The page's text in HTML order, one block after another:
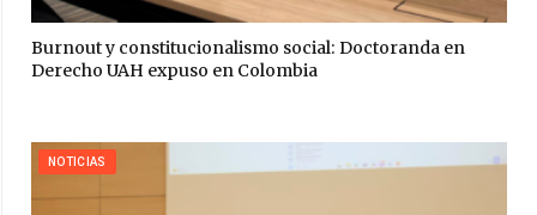
Burnout y constitucionalismo social: Doctoranda en
Derecho UAH expuso en Colombia
NOTICIAS